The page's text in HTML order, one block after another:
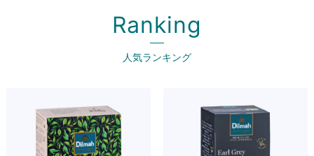
Ranking
人気ランキング